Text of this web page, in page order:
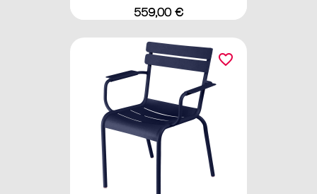
Preis
559,00 €
favorite_border